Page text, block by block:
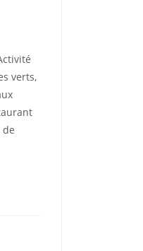
verts,
de